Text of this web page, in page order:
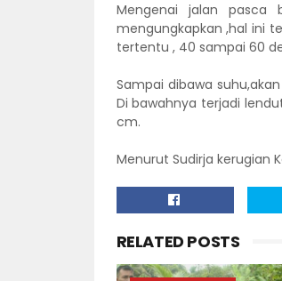
Mengenai jalan
mengungkapkan ,hal ini
tertentu , 40 sampai 60
Sampai dibawa
Di bawahnya terjadi
cm.
Menurut Sudirja kerugian
RELATED POSTS